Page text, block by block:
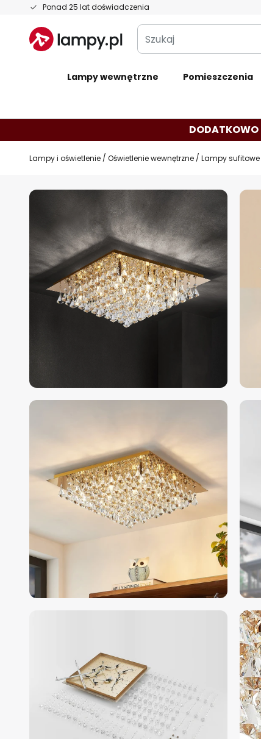
Ponad 25 lat doświadczenia
Przejdź
treści
Szukaj
Lampy wewnętrzne Pomieszczenia
DODATKOWO
Lampy i oświetlenie Oświetlenie wewnętrzne Lampy sufitowe
Przejdź
koniec
galerii